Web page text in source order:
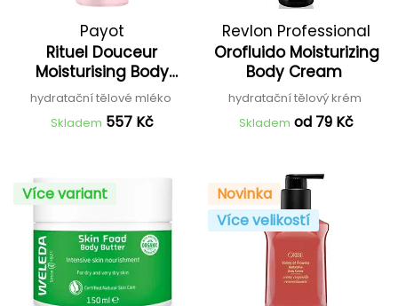
Payot
Rituel Douceur
Moisturising Body
Lotion
hydratační tělové mléko
Skladem 557 Kč
Revlon Professional
Orofluido Moisturizing
Body Cream
hydratační tělový krém
Skladem od 79 Kč
Více variant
Novinka
Více velikostí